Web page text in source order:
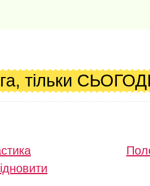
тільки